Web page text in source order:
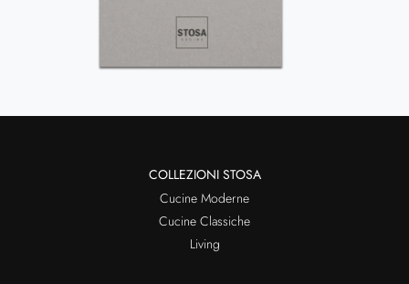
COLLEZIONI STOSA
Cucine Moderne
Cucine Classiche
Living